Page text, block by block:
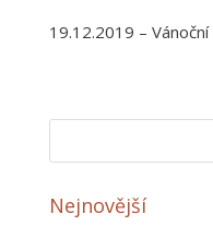
19.12.2019 –
Nejnovější